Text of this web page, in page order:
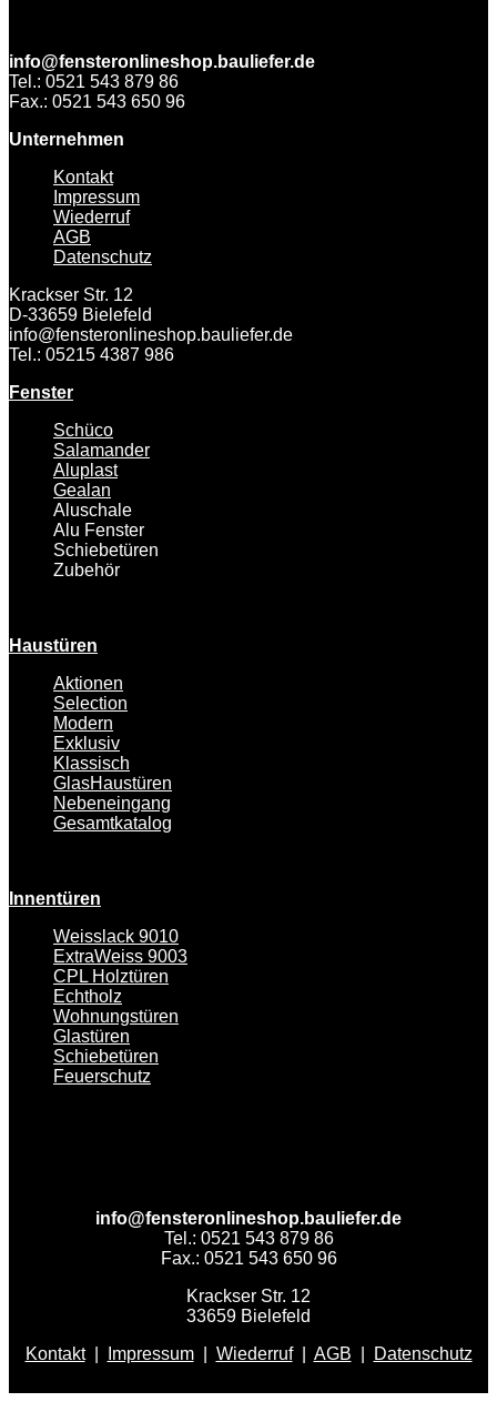
info@fensteronlineshop.bauliefer.de
Tel.: 0521 543 879 86
Fax.: 0521 543 650 96
Unternehmen
Kontakt
Impressum
Wiederruf
AGB
Datenschutz
Krackser Str. 12
D-33659 Bielefeld
info@fensteronlineshop.bauliefer.de
Tel.: 05215 4387 986
Fenster
Schüco
Salamander
Aluplast
Gealan
Aluschale
Alu Fenster
Schiebetüren
Zubehör
Haustüren
Aktionen
Selection
Modern
Exklusiv
Klassisch
GlasHaustüren
Nebeneingang
Gesamtkatalog
Innentüren
Weisslack 9010
ExtraWeiss 9003
CPL Holztüren
Echtholz
Wohnungstüren
Glastüren
Schiebetüren
Feuerschutz
info@fensteronlineshop.bauliefer.de
Tel.: 0521 543 879 86
Fax.: 0521 543 650 96
Krackser Str. 12
33659 Bielefeld
Kontakt| Impressum| Wiederruf| AGB Datenschutz